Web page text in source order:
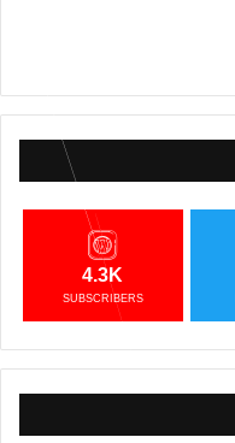
4.3K
SUBSCRIBERS